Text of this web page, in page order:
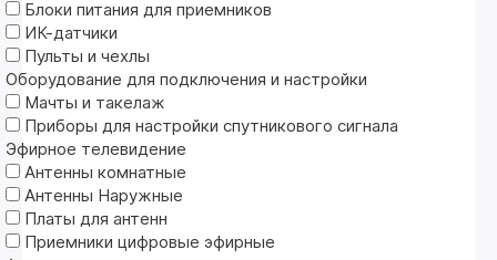
Блоки питания для приемников
ИК-датчики
Пульты и чехлы
Оборудование для подключения и настройки
Мачты и такелаж
Приборы для настройки спутникового сигнала
Эфирное телевидение
Антенны комнатные
Антенны Наружные
Платы для антенн
Приемники цифровые эфирные